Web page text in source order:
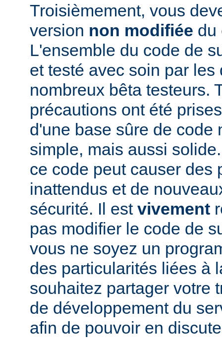
Troisièmement, vous
version non modifiée du
L'ensemble du code de
et testé avec soin par
nombreux bêta testeurs.
précautions ont été
d'une base sûre de code
simple, mais aussi
ce code peut causer des
inattendus et de
sécurité. Il est vivement
pas modifier le code de
vous ne soyez un
des particularités liées à
souhaitez partager votre
de développement du
afin de pouvoir en